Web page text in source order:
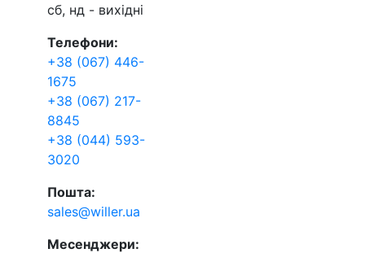
сб, нд - вихідні
Телефони:
+38 (067) 446-
1675
+38 (067) 217-
8845
+38 (044) 593-
3020
Пошта:
sales@willer.ua
Месенджери: